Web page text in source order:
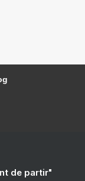
de partir"